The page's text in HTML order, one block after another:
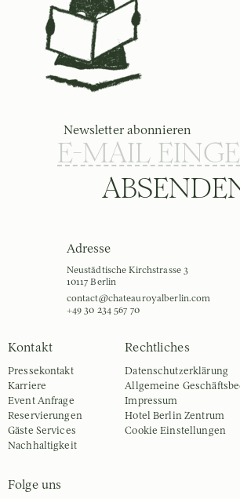
Newsletter abonnieren
Adresse
Neustädtische Kirchstrasse 3
10117 Berlin
contact@chateauroyalberlin.com
+49 30 234 567 70
Kontakt
Pressekontakt
Karriere
Event Anfrage
Reservierungen
Gäste Services
Nachhaltigkeit
Rechtliches
Datenschutz­erklärung
Allgemeine
Impressum
Hotel Berlin Zentrum
Cookie Einstellungen
Folge uns